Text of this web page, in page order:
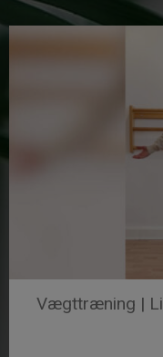
Vægttræning |